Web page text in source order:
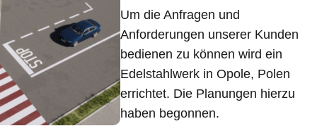
Um die Anfragen und
Anforderungen unserer Kunden
bedienen zu können wird ein
Edelstahlwerk in Opole, Polen
errichtet. Die Planungen hierzu
haben begonnen.